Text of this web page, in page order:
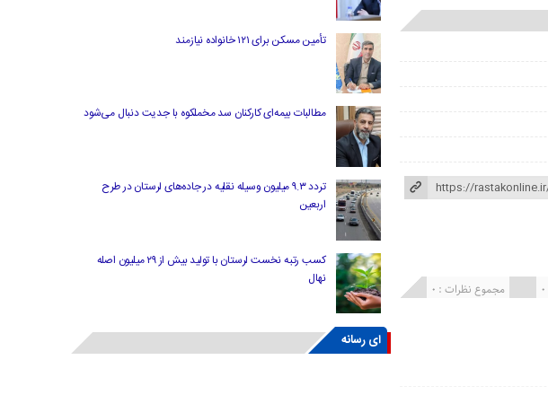
مجموع نظرات : 0
تأمین مسکن برای ۱۲۱ خانواده نیازمند
مطالبات بیمه‌ای کارکنان سد مخملکوه با جدیت دنبال می‌شود
تردد ۹.۳ میلیون وسیله نقلیه در جاده‌های لرستان در طرح
اربعین
کسب رتبه نخست لرستان با تولید بیش از ۲۹ میلیون اصله
نهال
ای رسانه